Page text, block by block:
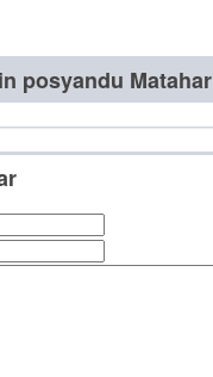
posyandu